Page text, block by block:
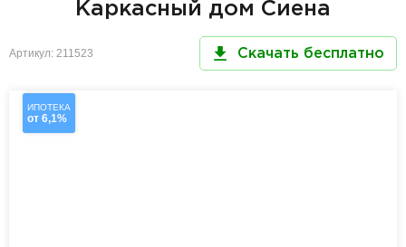
Каркасный дом Сиена
Артикул: 211523 Скачать бесплатно
ИПОТЕКА
от 6,1%